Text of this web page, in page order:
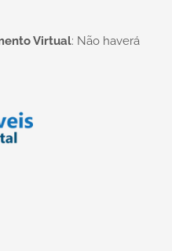
Virtual: Não haverá